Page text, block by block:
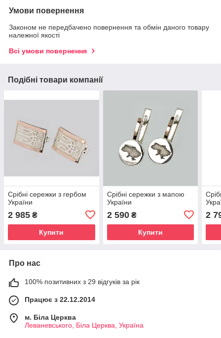
Умови повернення
Законом не передбачено повернення та обмін даного товару
належної якості
Всі умови повернення
Подібні товари компанії
Срібні сережки з гербом
України
2 985 ₴
Купити
Срібні сережки з мапою
України
2 590₴
Купити
2
Про нас
100% позитивних з 29 відгуків за рік
Працює з 22.12.2014
м. Біла Церква
Леваневського, Біла Церква, Україна